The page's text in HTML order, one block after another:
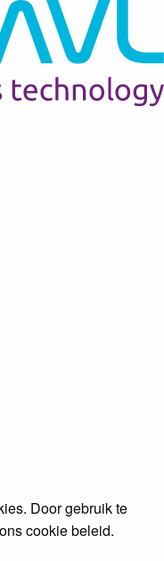
Door gebruik te
cookie beleid.